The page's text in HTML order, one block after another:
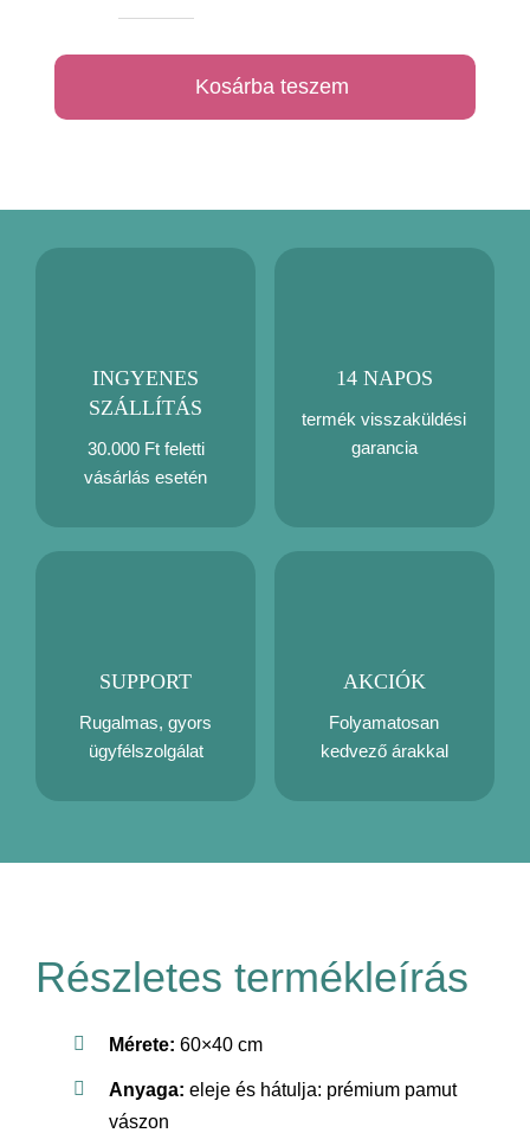
párnaKosárba teszem
INGYENES
SZÁLLÍTÁS
30.000 Ft feletti
vásárlás esetén
14 NAPOS
termék visszaküldési
garancia
SUPPORT
Rugalmas, gyors
ügyfélszolgálat
AKCIÓK
Folyamatosan
kedvező árakkal
Részletes termékleírás
Mérete: 60×40 cm
Anyaga: eleje és hátulja: prémium pamut
vászon